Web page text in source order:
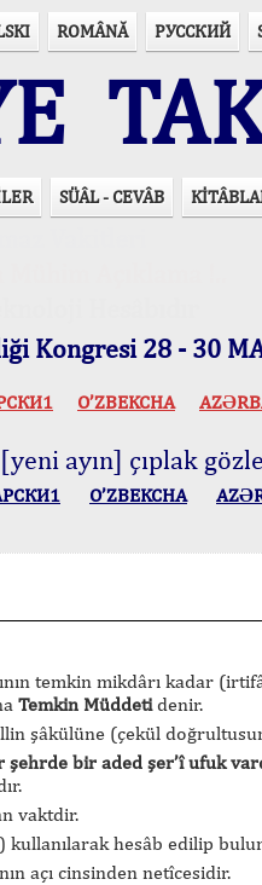
ROMÂNĂ РУССКИЙ
SÜÂL - CEVÂB
Kongresi 28 - 30
O’ZBEKCHA
ayın] çıplak
O’ZBEKCHA
temkin mikdârı kadar
Temkin Müddetidenir.
şâkülüne (çekül
şehrde bir aded şer’î ufuk
vaktdir.
kullanılarak hesâb edilip
açı cinsinden netîcesidir.